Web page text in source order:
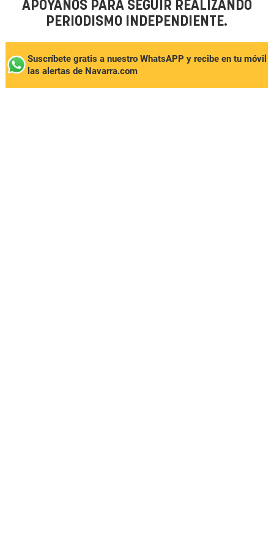
APÓYANOS PARA SEGUIR REALIZANDO
PERIODISMO INDEPENDIENTE.
Suscríbete gratis a nuestro WhatsAPP y recibe en tu móvil
las alertas de Navarra.com